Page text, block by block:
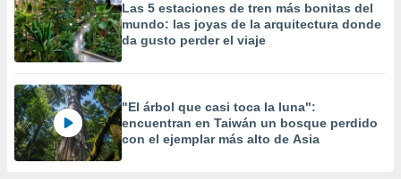
Las 5 estaciones de tren más bonitas del
mundo: las joyas de la arquitectura donde
da gusto perder el viaje
"El árbol que casi toca la luna":
encuentran en Taiwán un bosque perdido
con el ejemplar más alto de Asia